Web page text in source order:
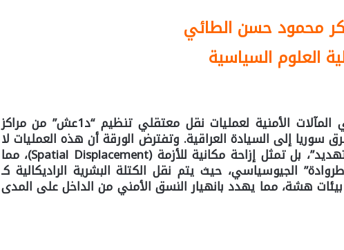
محمود حسن الطائي
العلوم السياسية
تبحث هذه الورقة في المآلات الأمنية لعمليات نقل معتقلي تنظيم “د1عش” من مراكز
سوريا إلى السيادة العراقية. وتفترض الورقة أن هذه العمليات لا
تندرج ضمن “تحييد التهديد”، بل تمثل إزاحة مكانية للأزمة (Spatial Displacement)، مما
الجيوسياسي، حيث يتم نقل الكتلة البشرية الراديكالية كـ
هشة، مما يهدد بانهيار النسق الأمني من الداخل على المدى